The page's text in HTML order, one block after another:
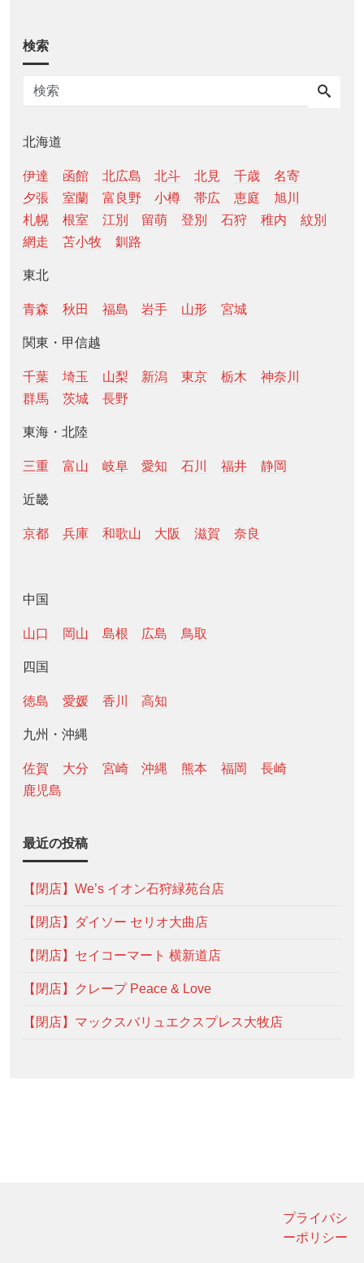
検索
北海道
伊達 函館 北広島 北斗 北見 千歳
名寄
夕張
室蘭 富良野 小樽 帯広 恵庭
旭川
札幌
根室 江別 留萌 登別 石狩 稚内
紋別
網走
苫小牧 釧路
東北
青森 秋田 福島 岩手 山形 宮城
関東・甲信越
千葉 埼玉 山梨 新潟 東京 栃木
神奈川
群馬
茨城 長野
東海・北陸
三重 富山 岐阜 愛知 石川 福井 静岡
近畿
京都 兵庫 和歌山 大阪 滋賀 奈良
中国
山口 岡山 島根 広島 鳥取
四国
徳島 愛媛 香川 高知
九州・沖縄
佐賀 大分 宮崎 沖縄 熊本 福岡
長崎
鹿児島
最近の投稿
【閉店】We’s イオン石狩緑苑台店
【閉店】ダイソー セリオ大曲店
【閉店】セイコーマート 横新道店
【閉店】クレープ Peace & Love
【閉店】マックスバリュエクスプレス大牧店
プライバシ
ーポリシー